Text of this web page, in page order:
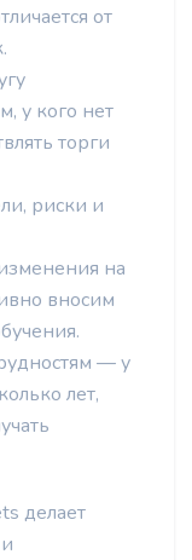
от
у кого нет
торги
риски и
на
вносим
— у
лет,
делает